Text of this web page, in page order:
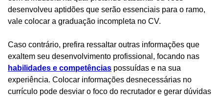
desenvolveu aptidões que serão essenciais para o ramo,
vale colocar a graduação incompleta no CV.
Caso contrário, prefira ressaltar outras informações que
exaltem seu desenvolvimento profissional, focando nas
habilidades e competências possuídas e na sua
experiência. Colocar informações desnecessárias no
currículo pode desviar o foco do recrutador e gerar dúvidas